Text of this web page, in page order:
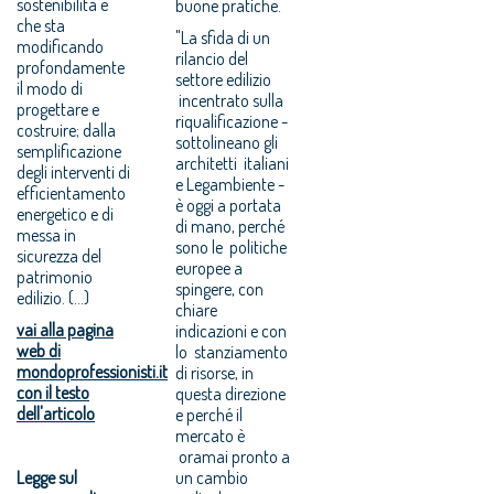
che sta
modificando
profondamente
il modo di
progettare e
costruire; dalla
semplificazione
degli interventi di
efficientamento
energetico e di
messa in
sicurezza del
patrimonio
edilizio. (...)
vai alla pagina
web di
mondoprofessionisti.it
con il testo
dell'articolo
Legge sul
buone pratiche.
"La sfida di un
rilancio del
settore edilizio
incentrato sulla
riqualificazione -
sottolineano gli
architetti italiani
e Legambiente -
è oggi a portata
di mano, perché
sono le politiche
europee a
spingere, con
chiare
indicazioni e con
lo stanziamento
di risorse, in
questa direzione
e perché il
mercato è
oramai pronto a
un cambio